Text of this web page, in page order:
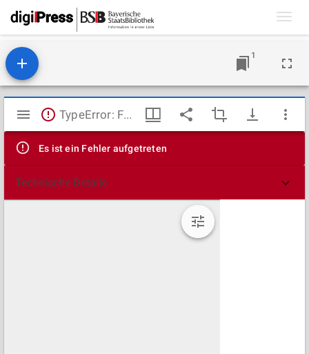
1
Mirador
Viewer
TypeError: Failed to fetch
Es ist ein Fehler aufgetreten
Technische Details